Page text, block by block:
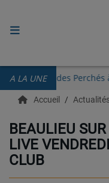
A LA UNE
Les Guinguettes des
RADIO
ECOUTER
RECHERCHE DE
Accueil
BEAULIEU
LIVE
CLUB